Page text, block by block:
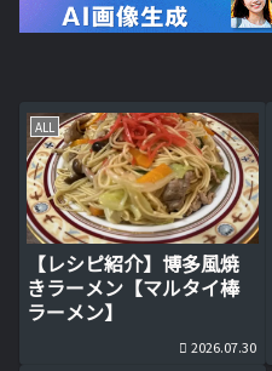
ALL
【レシピ紹介】博多風焼
きラーメン【マルタイ棒
ラーメン】
2026.07.30